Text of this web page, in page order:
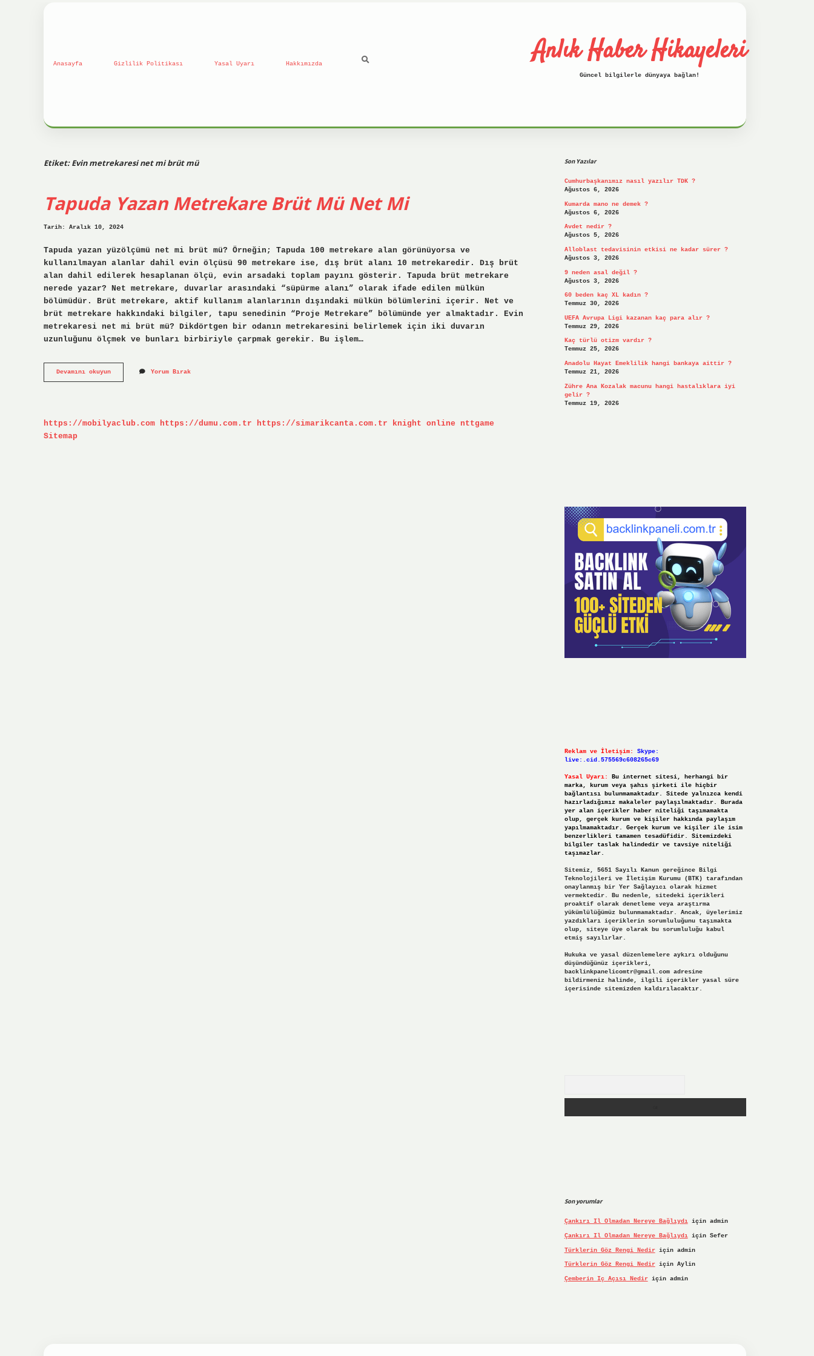
Anasayfa Gizlilik Politikası Yasal Uyarı Hakkımızda Anlık Haber Hikayeleri
Güncel bilgilerle dünyaya bağlan!
Etiket:Evin metrekaresi net mi brüt mü
Tapuda Yazan Metrekare Brüt Mü Net Mi
Tarih: Aralık 10, 2024
Tapuda yazan yüzölçümü net mi brüt mü? Örneğin; Tapuda 100 metrekare alan görünüyorsa ve
kullanılmayan alanlar dahil evin ölçüsü 90 metrekare ise, dış brüt alanı 10 metrekaredir. Dış brüt
alan dahil edilerek hesaplanan ölçü, evin arsadaki toplam payını gösterir. Tapuda brüt metrekare
nerede yazar? Net metrekare, duvarlar arasındaki “süpürme alanı” olarak ifade edilen mülkün
bölümüdür. Brüt metrekare, aktif kullanım alanlarının dışındaki mülkün bölümlerini içerir. Net ve
brüt metrekare hakkındaki bilgiler, tapu senedinin “Proje Metrekare” bölümünde yer almaktadır. Evin
metrekaresi net mi brüt mü? Dikdörtgen bir odanın metrekaresini belirlemek için iki duvarın
uzunluğunu ölçmek ve bunları birbiriyle çarpmak gerekir. Bu işlem…
Devamını okuyunTapuda
Yazan
Mi
Yorum Bırak
https://mobilyaclub.com https://dumu.com.tr https://simarikcanta.com.tr knight online
nttgame
Sitemap
Son Yazılar
Cumhurbaşkanımız nasıl yazılır TDK ?
Ağustos 6, 2026
Kumarda mano ne demek ?
Ağustos 6, 2026
Avdet nedir ?
Ağustos 5, 2026
Alloblast tedavisinin etkisi ne kadar sürer ?
Ağustos 3, 2026
9 neden asal değil ?
Ağustos 3, 2026
60 beden kaç XL kadın ?
Temmuz 30, 2026
UEFA Avrupa Ligi kazanan kaç para alır ?
Temmuz 29, 2026
Kaç türlü otizm vardır ?
Temmuz 25, 2026
Anadolu Hayat Emeklilik hangi bankaya aittir ?
Temmuz 21, 2026
Zühre Ana Kozalak macunu hangi hastalıklara iyi
gelir ?
Temmuz 19, 2026
Reklam ve İletişim:
Skype:
live:.cid.575569c608265c69
Yasal Uyarı:
Bu internet sitesi, herhangi bir
marka, kurum veya şahıs şirketi ile hiçbir
bağlantısı bulunmamaktadır. Sitede yalnızca kendi
hazırladığımız makaleler paylaşılmaktadır. Burada
yer alan içerikler haber niteliği taşımamakta
olup, gerçek kurum ve kişiler hakkında paylaşım
yapılmamaktadır. Gerçek kurum ve kişiler ile isim
benzerlikleri tamamen tesadüfidir. Sitemizdeki
bilgiler taslak halindedir ve tavsiye niteliği
taşımazlar.
Sitemiz, 5651 Sayılı Kanun gereğince Bilgi
Teknolojileri ve İletişim Kurumu (BTK) tarafından
onaylanmış bir Yer Sağlayıcı olarak hizmet
vermektedir. Bu nedenle, sitedeki içerikleri
proaktif olarak denetleme veya araştırma
yükümlülüğümüz bulunmamaktadır. Ancak, üyelerimiz
yazdıkları içeriklerin sorumluluğunu taşımakta
olup, siteye üye olarak bu sorumluluğu kabul
etmiş sayılırlar.
Hukuka ve yasal düzenlemelere aykırı olduğunu
düşündüğünüz içerikleri,
backlinkpanelicomtr@gmail.comadresine
bildirmeniz halinde, ilgili içerikler yasal süre
içerisinde sitemizden kaldırılacaktır.
Son yorumlar
Çankırı Il Olmadan Nereye Bağlıydıiçin admin
Çankırı Il Olmadan Nereye Bağlıydıiçin Sefer
Türklerin Göz Rengi Nediriçin admin
Türklerin Göz Rengi Nediriçin Aylin
Çemberin Iç Açısı Nediriçin admin